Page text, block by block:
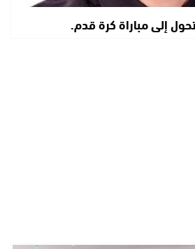
إلى مباراة كرة قدم.